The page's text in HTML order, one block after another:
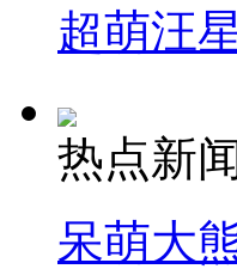
超萌汪
热点新
呆萌大